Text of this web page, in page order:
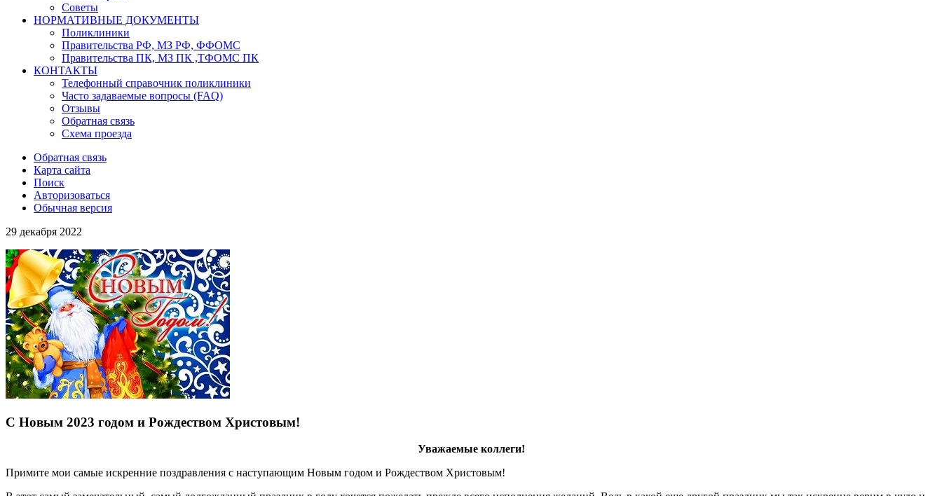
Советы
НОРМАТИВНЫЕ ДОКУМЕНТЫ
Поликлиники
Правительства РФ, МЗ РФ, ФФОМС
Правительства ПК, МЗ ПК ,ТФОМС ПК
КОНТАКТЫ
Телефонный справочник поликлиники
Часто задаваемые вопросы (FAQ)
Отзывы
Обратная связь
Схема проезда
Обратная связь
Карта сайта
Поиск
Авторизоваться
Обычная версия
29 декабря 2022
С Новым 2023 годом и Рождеством Христовым!
Уважаемые коллеги!
Примите мои самые искренние поздравления с наступающим Новым годом и Рождеством Христовым!